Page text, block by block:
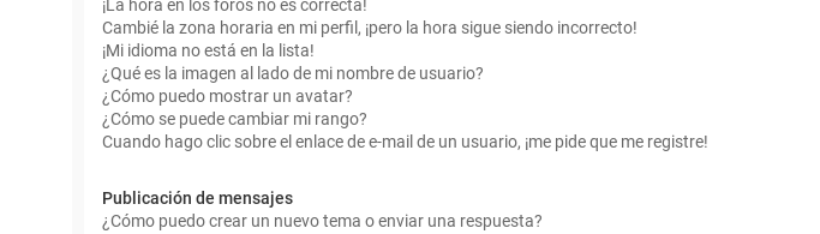
¡La hora en los foros no es correcta!
Cambié la zona horaria en mi perfil, ¡pero la hora sigue siendo incorrecto!
¡Mi idioma no está en la lista!
¿Qué es la imagen al lado de mi nombre de usuario?
¿Cómo puedo mostrar un avatar?
¿Cómo se puede cambiar mi rango?
Cuando hago clic sobre el enlace de e-mail de un usuario, ¡me pide que me registre!
Publicación de mensajes
¿Cómo puedo crear un nuevo tema o enviar una respuesta?